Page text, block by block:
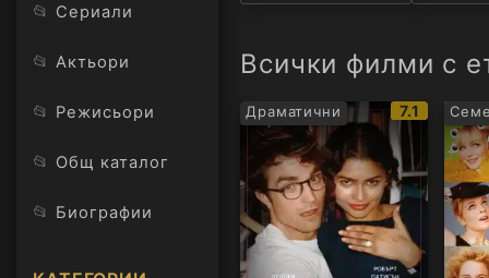
📂 Сериали
📂 Актьори
📂 Режисьори
📂 Общ каталог
📂 Биографии
Всички филми с
Драматични
IMDb
рейтинг:
7.1